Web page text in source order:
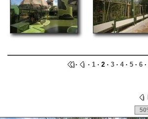
· · 1 · 2 · 3 · 4· 5 · 6 ·